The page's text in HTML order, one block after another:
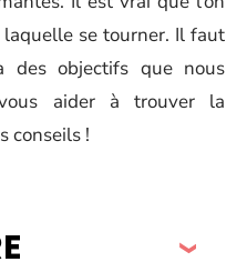
se tourner. Il faut
des objectifs que nous
aider à trouver la
conseils !